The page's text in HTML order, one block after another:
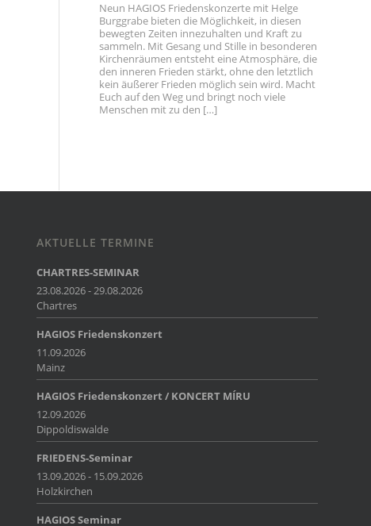
Neun HAGIOS Friedenskonzerte mit Helge
Burggrabe bieten die Möglichkeit, in diesen
bewegten Zeiten innezuhalten und Kraft zu
sammeln. Mit Gesang und Stille in besonderen
Kirchenräumen entsteht eine Atmosphäre, die
den inneren Frieden stärkt, ohne den letztlich
kein äußerer Frieden möglich sein wird. Macht
Euch auf den Weg und bringt noch viele
Menschen mit zu den […]
AKTUELLE TERMINE
CHARTRES-SEMINAR
23.08.2026 - 29.08.2026
Chartres
HAGIOS Friedenskonzert
11.09.2026
Mainz
HAGIOS Friedenskonzert / KONCERT MÍRU
12.09.2026
Dippoldiswalde
FRIEDENS-Seminar
13.09.2026 - 15.09.2026
Holzkirchen
HAGIOS Seminar